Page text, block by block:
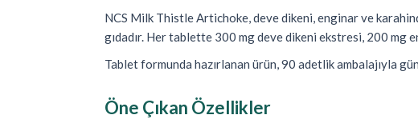
NCS Milk Thistle Artichoke, deve dikeni, enginar ve
gıdadır. Her tablette 300 mg deve dikeni ekstresi, 200
Tablet formunda hazırlanan ürün, 90 adetlik ambalajıyla
Öne Çıkan Özellikler